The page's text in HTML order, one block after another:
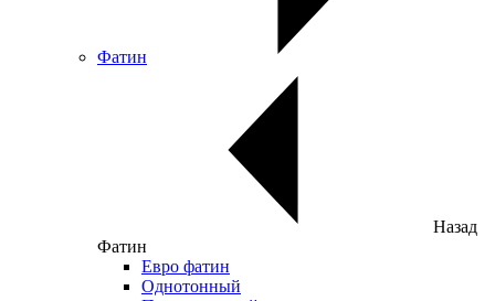
Фатин
Назад
Фатин
Евро фатин
Однотонный